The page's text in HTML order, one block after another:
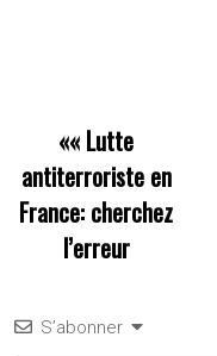
«« Lutte
antiterroriste en
France: cherchez
l’erreur
S’abonner